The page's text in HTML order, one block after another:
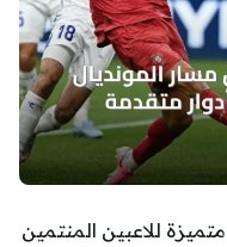
للاعبين المنتمين